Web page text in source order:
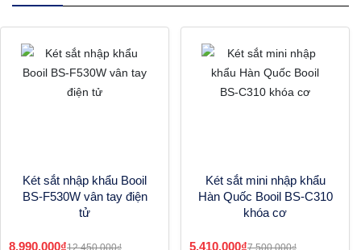
Két sắt nhập khẩu Booil
BS-F530W vân tay điện
tử
8.990.000₫12.450.000₫
Két sắt mini nhập khẩu
Hàn Quốc Booil BS-C310
khóa cơ
5.410.000₫7.500.000₫